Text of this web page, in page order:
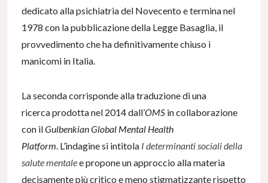
dedicato alla psichiatria del Novecento e termina nel
1978 con la pubblicazione della Legge Basaglia, il
provvedimento che ha definitivamente chiuso i
manicomi in Italia.
La seconda corrisponde alla traduzione di una
ricerca prodotta nel 2014 dall’OMS in collaborazione
con ilGulbenkian Global Mental Health
Platform. L’indagine si intitola I determinanti sociali della
salute mentalee propone un approccio alla materia
decisamente più critico e meno stigmatizzante rispetto